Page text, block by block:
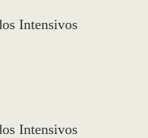
Intensivos
Intensivos